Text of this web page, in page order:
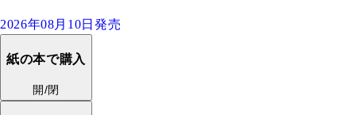
2026年08月10日発売
紙の本で購入
開/閉